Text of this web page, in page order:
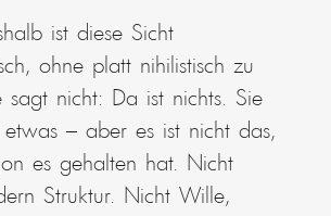
ist diese Sicht
ohne platt nihilistisch zu
sagt nicht: Da ist nichts. Sie
– aber es ist nicht das,
es gehalten hat. Nicht
Struktur. Nicht Wille,